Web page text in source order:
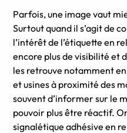
Parfois, une image vaut
Surtout quand il s’agit de
l’intérêt de l’étiquette en
encore plus de visibilité et
les retrouve notamment
et usines à proximité des
souvent d’informer sur le
pouvoir plus être réactif.
signalétique adhésive en